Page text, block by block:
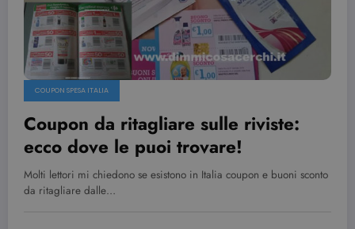
COUPON SPESA ITALIA
Coupon da ritagliare sulle riviste:
ecco dove le puoi trovare!
Molti lettori mi chiedono se esistono in Italia coupon e buoni sconto
da ritagliare dalle…